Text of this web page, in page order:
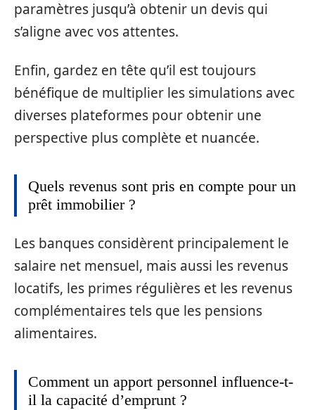
paramètres jusqu’à obtenir un devis qui
s’aligne avec vos attentes.
Enfin, gardez en tête qu’il est toujours
bénéfique de multiplier les simulations avec
diverses plateformes pour obtenir une
perspective plus complète et nuancée.
Quels revenus sont pris en compte pour un
prêt immobilier ?
Les banques considèrent principalement le
salaire net mensuel, mais aussi les revenus
locatifs, les primes régulières et les revenus
complémentaires tels que les pensions
alimentaires.
Comment un apport personnel influence-t-
il la capacité d’emprunt ?